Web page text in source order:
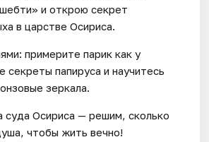
и открою секрет
в царстве Осириса.
примерите парик как у
секреты папируса и научитесь
зеркала.
суда Осириса — решим, сколько
чтобы жить вечно!